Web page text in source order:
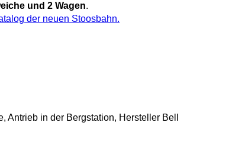
und 2 Wagen.
der neuen Stoosbahn.
Antrieb in der Bergstation, Hersteller Bell